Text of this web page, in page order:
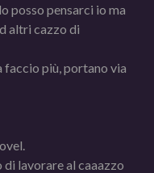
posso pensarci io ma
altri cazzo di
faccio più, portano via
lavorare al caaazzo